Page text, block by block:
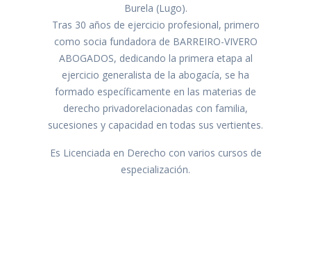
Burela (Lugo).
Tras 30 años de ejercicio profesional, primero
como socia fundadora de BARREIRO-VIVERO
ABOGADOS, dedicando la primera etapa al
ejercicio generalista de la abogacía, se ha
formado específicamente en las materias de
derecho privadorelacionadas con familia,
sucesiones y capacidad en todas sus vertientes.
Es Licenciada en Derecho con varios cursos de
especialización.